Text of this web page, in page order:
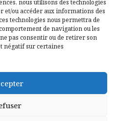
nous utilisons des technologies
et/ou accéder aux informations des
technologies nous permettra de
de navigation ou les
pas consentir ou de retirer son
négatif sur certaines